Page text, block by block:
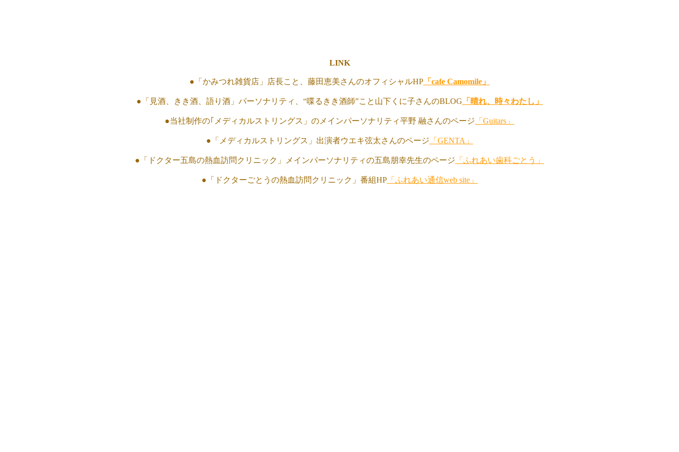
LINK
●「かみつれ雑貨店」店長こと、藤田恵美さんのオフィシャルHP「cafe Camomile」
●「見酒、きき酒、語り酒」パーソナリティ、“喋るきき酒師”こと山下くに子さんのBLOG 「晴れ、時々わたし」
●当社制作の｢メディカルストリングス」のメインパーソナリティ平野 融さんのページ 「Guitars」
●「メディカルストリングス」出演者ウエキ弦太さんのページ 「GENTA」
●「ドクター五島の熱血訪問クリニック」メインパーソナリティの五島朋幸先生のページ 「ふれあい歯科ごとう」
●「ドクターごとうの熱血訪問クリニック」番組HP「ふれあい通信web site」